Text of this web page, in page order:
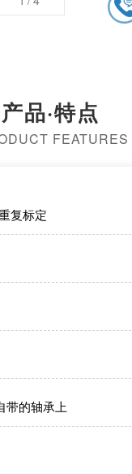
操作
产品·特点
FEATURES
复标定
带的轴承上